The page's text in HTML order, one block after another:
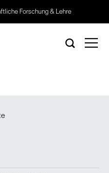
Forschung & Lehre